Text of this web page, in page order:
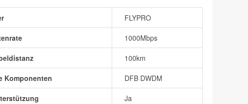
FLYPRO
1000Mbps
100km
Komponenten DFB DWDM
Ja